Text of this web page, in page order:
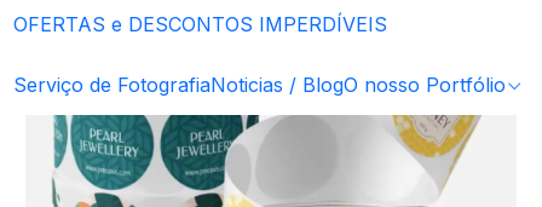
OFERTAS e DESCONTOS IMPERDÍVEIS
Serviço de FotografiaNoticias / BlogO nosso Portfólio